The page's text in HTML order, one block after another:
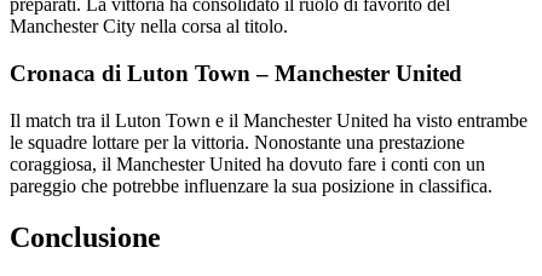
preparati. La vittoria ha consolidato il ruolo di favorito del
Manchester City nella corsa al titolo.
Cronaca di Luton Town – Manchester United
Il match tra il Luton Town e il Manchester United ha visto entrambe
le squadre lottare per la vittoria. Nonostante una prestazione
coraggiosa, il Manchester United ha dovuto fare i conti con un
pareggio che potrebbe influenzare la sua posizione in classifica.
Conclusione